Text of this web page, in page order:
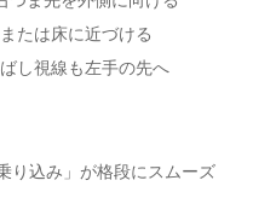
たは床に近づける
し視線も左手の先へ
り込み」が格段にスムーズ